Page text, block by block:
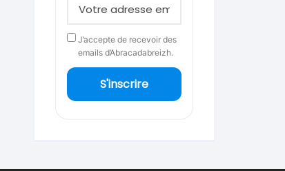
J’accepte de recevoir des
emails d’Abracadabreizh.
S'inscrire